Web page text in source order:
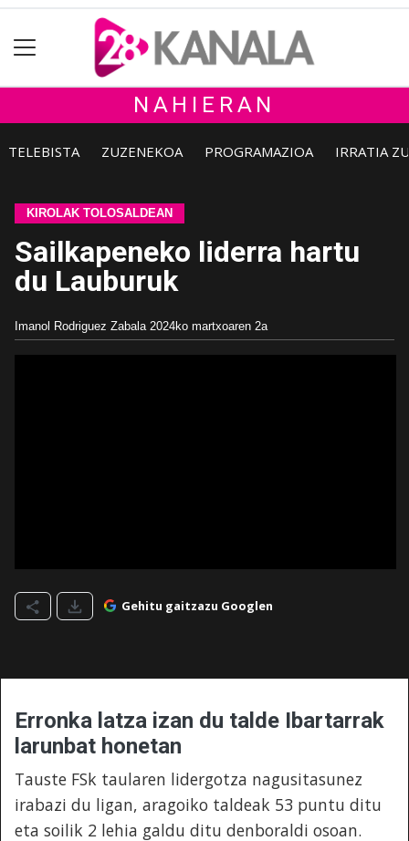
NAHIERAN
TELEBISTA ZUZENEKOA PROGRAMAZIOA IRRATIA
KIROLAK TOLOSALDEAN
Sailkapeneko liderra hartu
du Lauburuk
Imanol Rodriguez Zabala 2024ko martxoaren 2a
Gehitu gaitzazu Googlen
Erronka latza izan du talde Ibartarrak
larunbat honetan
Tauste FSk taularen lidergotza nagusitasunez
irabazi du ligan, aragoiko taldeak 53 puntu ditu
eta soilik 2 lehia galdu ditu denboraldi osoan.